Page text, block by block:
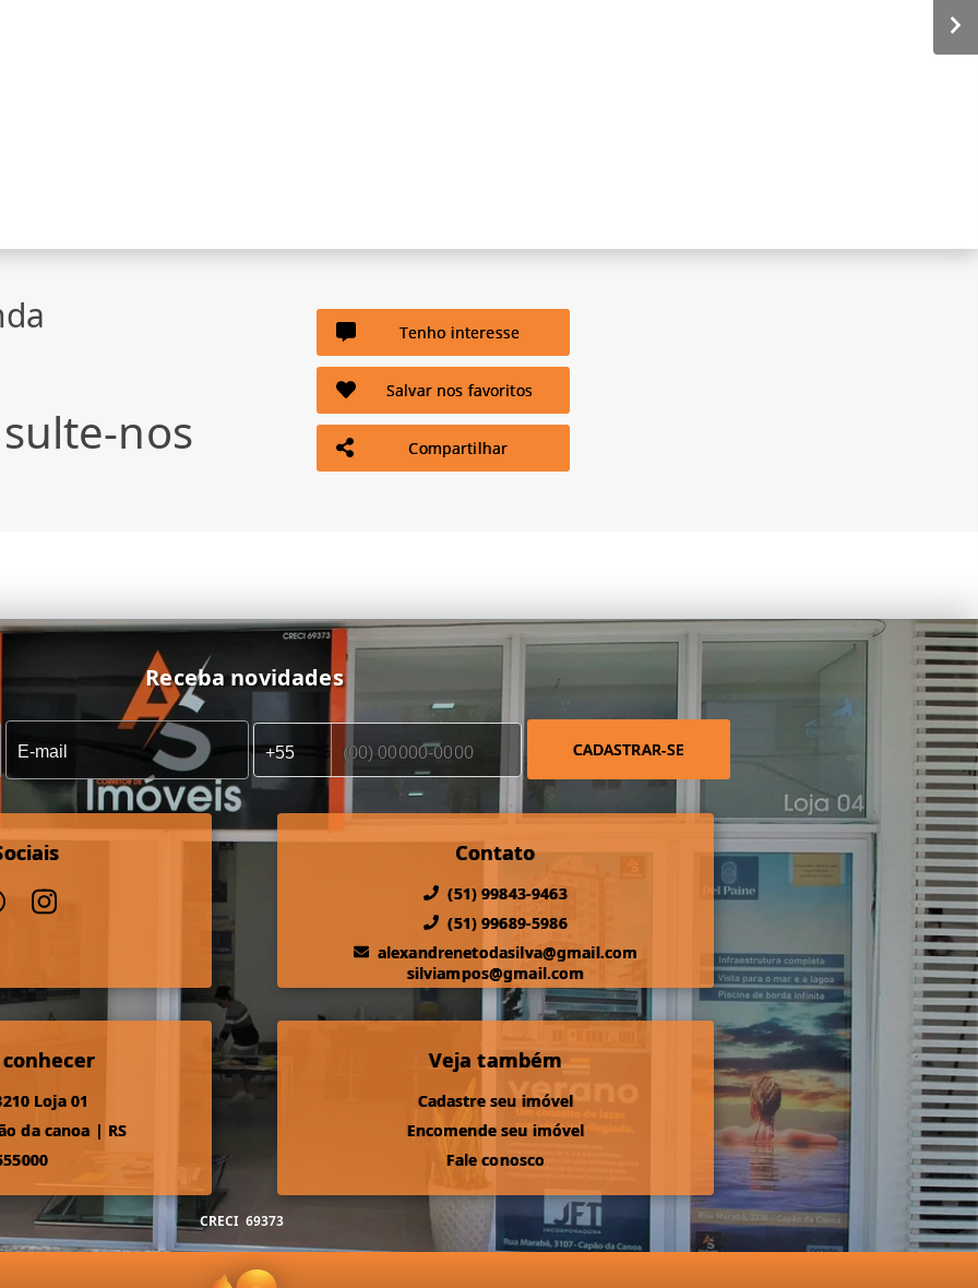
nos
Tenho interesse
Salvar nos favoritos
Compartilhar
Receba novidades
CADASTRAR-SE
Contato
(51) 99843-9463
(51) 99689-5986
alexandrenetodasilva@gmail.com
silviampos@gmail.com
Loja 01
da canoa | RS
Veja também
Cadastre seu imóvel
Encomende seu imóvel
Fale conosco
CRECI 69373